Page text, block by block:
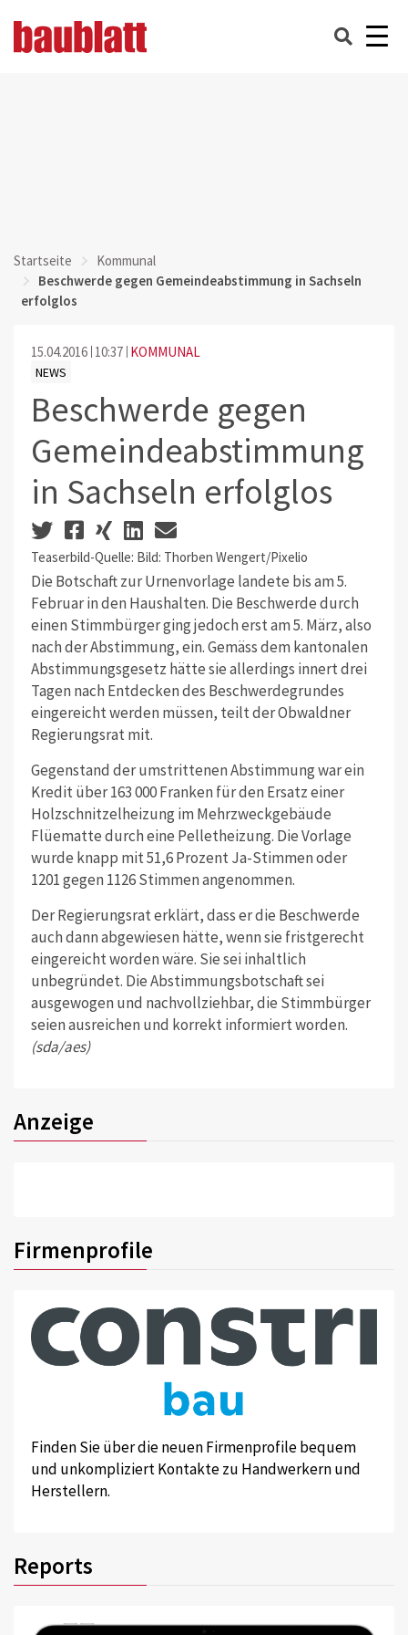
Startseite
Kommunal
Beschwerde gegen Gemeindeabstimmung in Sachseln
erfolglos
15.04.2016 10:37 KOMMUNAL
NEWS
Beschwerde gegen
Gemeindeabstimmung
in Sachseln erfolglos
Teaserbild-Quelle: Bild: Thorben Wengert/Pixelio
Die Botschaft zur Urnenvorlage landete bis am 5.
Februar in den Haushalten. Die Beschwerde durch
einen Stimmbürger ging jedoch erst am 5. März, also
nach der Abstimmung, ein. Gemäss dem kantonalen
Abstimmungsgesetz hätte sie allerdings innert drei
Tagen nach Entdecken des Beschwerdegrundes
eingereicht werden müssen, teilt der Obwaldner
Regierungsrat mit.
Gegenstand der umstrittenen Abstimmung war ein
Kredit über 163 000 Franken für den Ersatz einer
Holzschnitzelheizung im Mehrzweckgebäude
Flüematte durch eine Pelletheizung. Die Vorlage
wurde knapp mit 51,6 Prozent Ja-Stimmen oder
1201 gegen 1126 Stimmen angenommen.
Der Regierungsrat erklärt, dass er die Beschwerde
auch dann abgewiesen hätte, wenn sie fristgerecht
eingereicht worden wäre. Sie sei inhaltlich
unbegründet. Die Abstimmungsbotschaft sei
ausgewogen und nachvollziehbar, die Stimmbürger
seien ausreichen und korrekt informiert worden.
(sda/aes)
Anzeige
Firmenprofile
Finden Sie über die neuen Firmenprofile bequem
und unkompliziert Kontakte zu Handwerkern und
Herstellern.
Reports